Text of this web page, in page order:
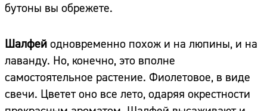
бутоны вы обрежете.
Шалфей одновременно похож и на люпины, и на
лаванду. Но, конечно, это вполне
самостоятельное растение. Фиолетовое, в виде
свечи. Цветет оно все лето, одаряя окрестности